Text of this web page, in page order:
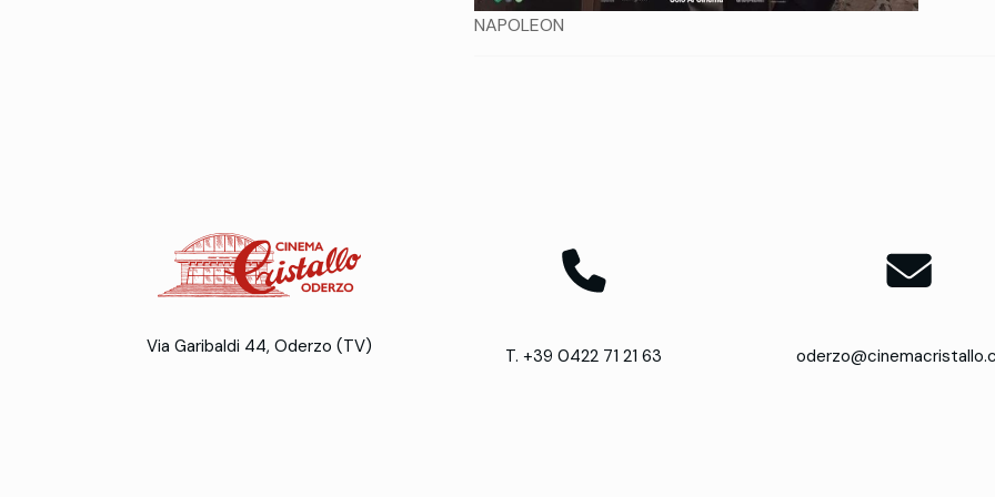
NAPOLEON
Via Garibaldi 44, Oderzo (TV) T. +39 0422 71 21 63